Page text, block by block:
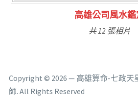
林氏福主量子生基
共 6 張相片
Copyright © 2026 — 高雄算命-七政天
師. All Rights Reserved